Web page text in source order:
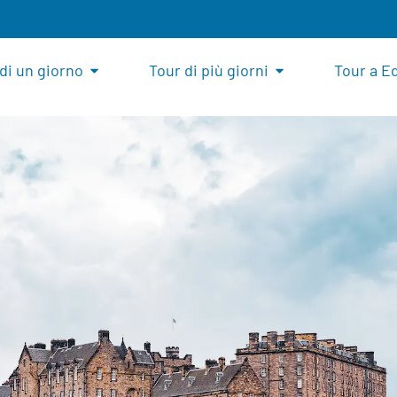
un giorno Tour di più giorni Tour a